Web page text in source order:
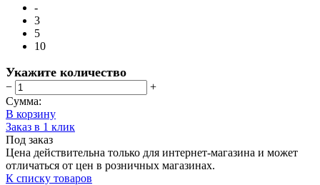
-
3
5
10
Укажите количество
−
+
Сумма:
В корзину
Заказ в 1 клик
Под заказ
Цена действительна только для интернет-магазина и может
отличаться от цен в розничных магазинах.
К списку товаров